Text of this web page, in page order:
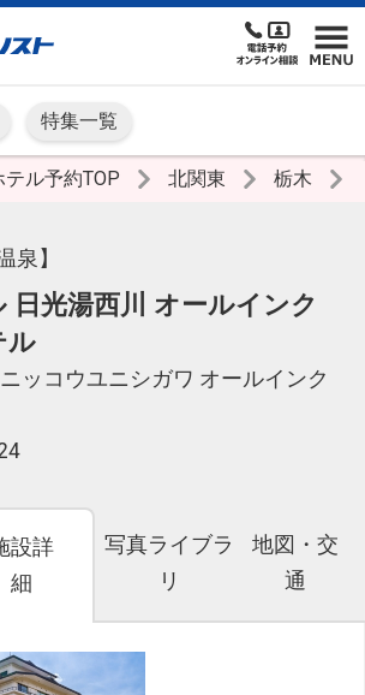
特集一覧
ル予約TOP 北関東 栃木
泉】
日光湯西川 オールインク
ル
ッコウユニシガワ オールインク
設詳
細
写真ライブラ
リ
地図・交
通